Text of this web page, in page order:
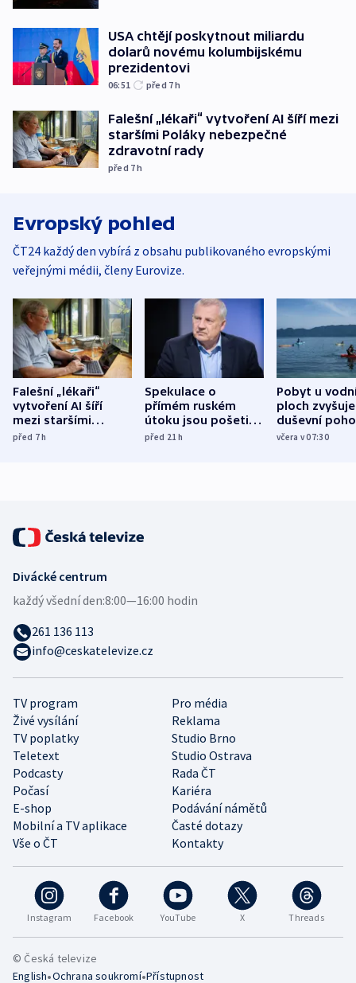
USA chtějí poskytnout miliardu
dolarů novému kolumbijskému
prezidentovi
06:51 před 7h
Falešní „lékaři“ vytvoření AI šíří mezi
staršími Poláky nebezpečné
zdravotní rady
před 7h
Evropský pohled
ČT24 každý den vybírá z obsahu publikovaného evropskými
veřejnými médii, členy Eurovize.
Falešní „lékaři“
vytvoření AI šíří
mezi staršími
Poláky nebezpečné
před 7h
Spekulace o
přímém ruském
útoku jsou pošetilé,
míní estonský
před 21h
Pobyt u
ploch zvyšuje
duševní
ukázala
včera v 07:30
Instagram Facebook YouTube X Threads
TV program
Pro média
Živé vysílání
Reklama
TV poplatky
Studio Brno
Teletext
Studio Ostrava
Podcasty
Rada ČT
Počasí
Kariéra
E-shop
Podávání námětů
Mobilní a TV aplikace
Časté dotazy
Vše o ČT
Kontakty
Divácké centrum
každý všední den:8:00—16:00 hodin
261 136 113
info@ceskatelevize.cz
© Česká televize
English•Ochrana soukromí•Přístupnost